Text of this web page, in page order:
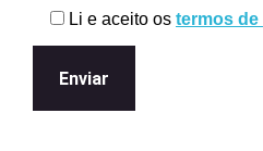
Li e aceito os termos